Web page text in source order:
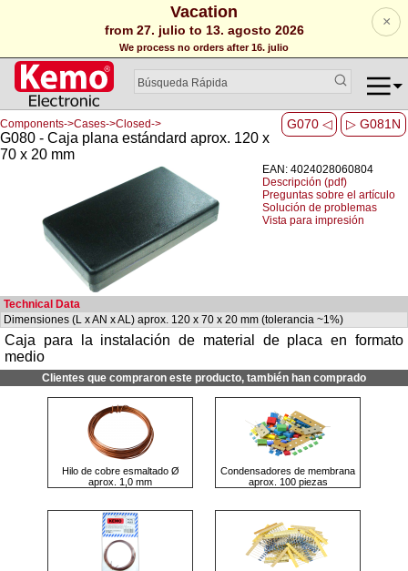
Vacation
from 27. julio to 13. agosto 2026
We process no orders after 16. julio
×
G070 ◁ ▷ G081N
Components->Cases->Closed->
G080 - Caja plana estándard aprox. 120 x
70 x 20 mm
EAN: 4024028060804
Descripción (pdf)
Preguntas sobre el artículo
Solución de problemas
Vista para impresión
Technical Data
Dimensiones (L x AN x AL) aprox. 120 x 70 x 20 mm (tolerancia ~1%)
Caja para la instalación de material de placa en formato
medio
Clientes que compraron este producto, también han comprado
Hilo de cobre esmaltado Ø
aprox. 1,0 mm
Condensadores de membrana
aprox. 100 piezas